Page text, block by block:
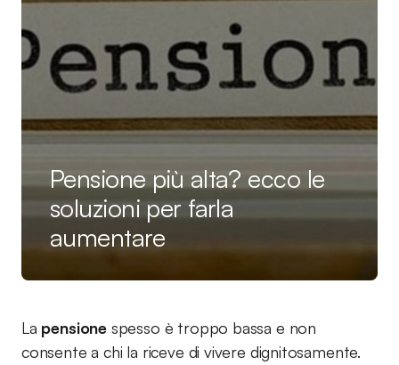
Pensione più alta? ecco le
soluzioni per farla
aumentare
La pensione spesso è troppo bassa e non
consente a chi la riceve di vivere dignitosamente.